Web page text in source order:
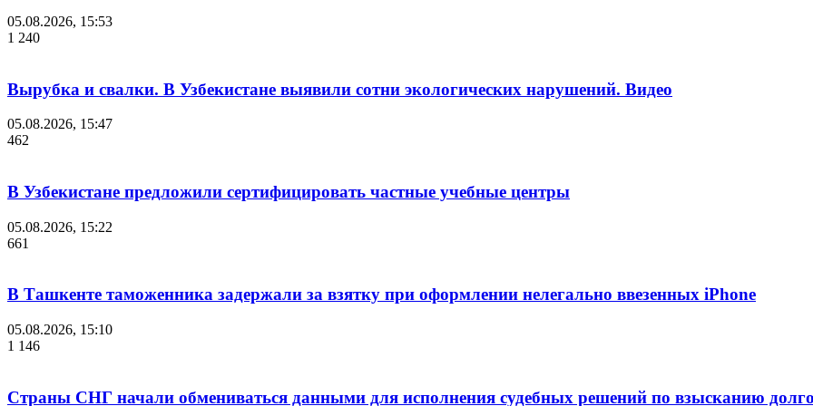
05.08.2026, 15:53
1 240
Вырубка и свалки. В Узбекистане выявили сотни экологических нарушений. Видео
05.08.2026, 15:47
462
В Узбекистане предложили сертифицировать частные учебные центры
05.08.2026, 15:22
661
В Ташкенте таможенника задержали за взятку при оформлении нелегально ввезенных iPhone
05.08.2026, 15:10
1 146
Страны СНГ начали обмениваться данными для исполнения судебных решений по взысканию